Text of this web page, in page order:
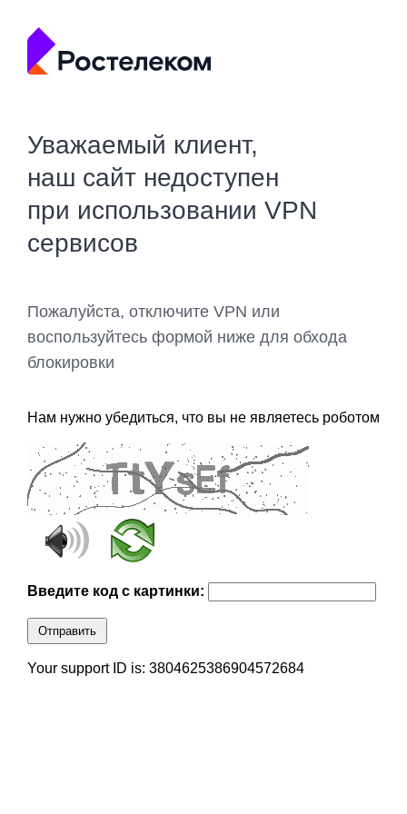
Уважаемый клиент,
наш сайт недоступен
при использовании VPN
сервисов
Пожалуйста, отключите VPN или
воспользуйтесь формой ниже для обхода
блокировки
Нам нужно убедиться, что вы не являетесь роботом
Введите код с картинки:
Отправить
Your support ID is: 3804625386904572684